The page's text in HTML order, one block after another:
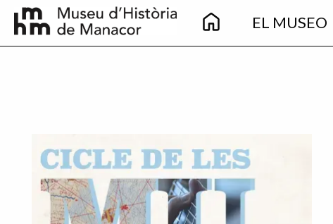
Pasar al contenido principal
Main
navigation
EL MUSEO